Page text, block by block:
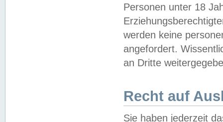
Personen unter 18
werden keine
angefordert.
an Dritte
Recht auf
Sie haben jederzeit